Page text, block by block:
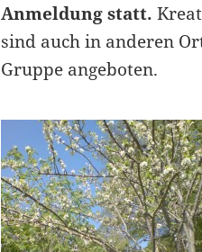
Anmeldung statt.
sind auch in anderen
Gruppe angeboten.